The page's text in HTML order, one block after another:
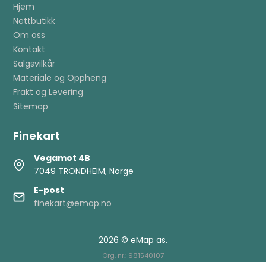
Hjem
Nettbutikk
Om oss
Kontakt
Salgsvilkår
Materiale og Oppheng
Frakt og Levering
Sitemap
Finekart
Vegamot 4B
7049 TRONDHEIM, Norge
E-post
finekart@emap.no
2026 © eMap as.
Org. nr.: 981540107